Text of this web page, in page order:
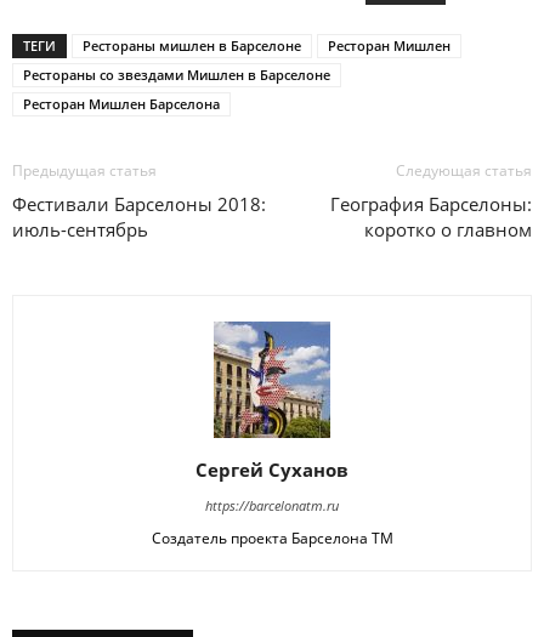
ТЕГИ Рестораны мишлен в Барселоне
Ресторан Мишлен
Рестораны со звездами Мишлен в Барселоне
Ресторан Мишлен Барселона
Предыдущая статья
Фестивали Барселоны 2018:
июль-сентябрь
Следующая статья
География Барселоны:
коротко о главном
Сергей Суханов
https://barcelonatm.ru
Создатель проекта Барселона ТМ